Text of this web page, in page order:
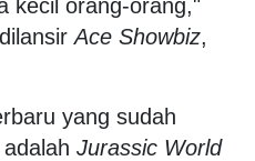
kecil orang-orang,"
Ace Showbiz,
yang sudah
Jurassic World